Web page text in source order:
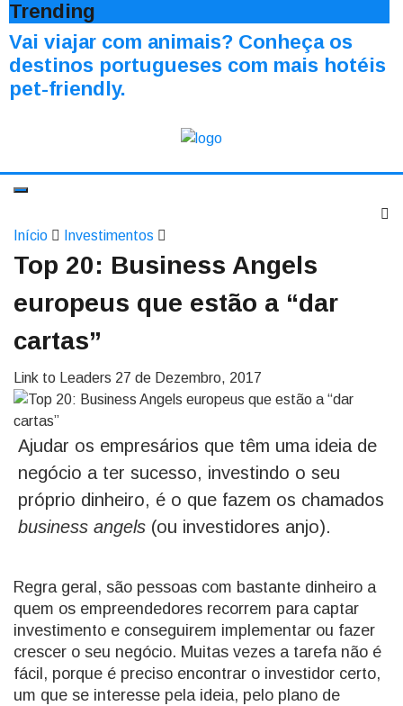
Trending
Vai viajar com animais? Conheça os
destinos portugueses com mais hotéis
pet-friendly.
Início Investimentos
Top 20: Business Angels
europeus que estão a “dar
cartas”
Link to Leaders 27 de Dezembro, 2017
Ajudar os empresários que têm uma ideia de
negócio a ter sucesso, investindo o seu
próprio dinheiro, é o que fazem os chamados
business angels (ou investidores anjo).
Regra geral, são pessoas com bastante dinheiro a
quem os empreendedores recorrem para captar
investimento e conseguirem implementar ou fazer
crescer o seu negócio. Muitas vezes a tarefa não é
fácil, porque é preciso encontrar o investidor certo,
um que se interesse pela ideia, pelo plano de